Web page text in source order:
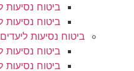
ביטוח נסיעות
ביטוח נסיעות
ביטוח נסיעות
ביטוח
ביטוח